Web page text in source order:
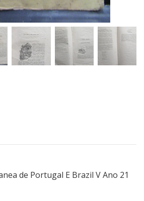
de Portugal E Brazil V Ano 21